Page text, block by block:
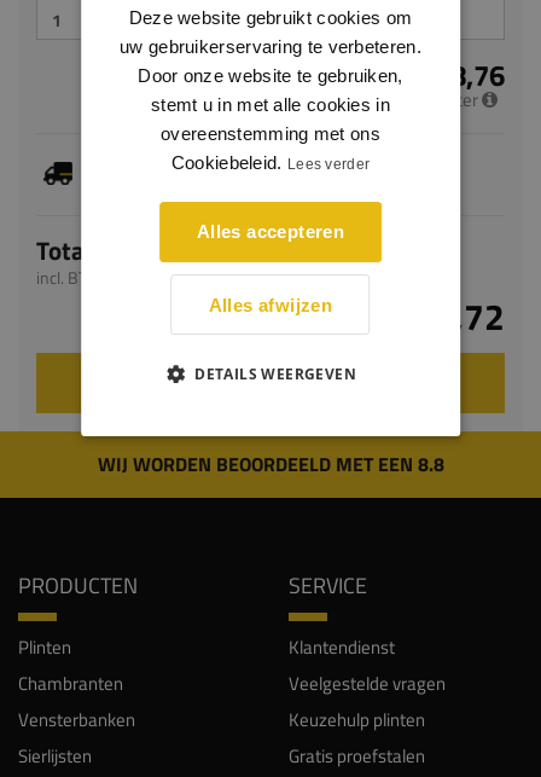
€ 8,76
per meter
Je hebt gekozen voor maatwerk, de verwachte
Totaal
incl. BTW
€ 26,72
VOEG TOE AAN WINKELWAGEN
WIJ WORDEN BEOORDEELD MET EEN 8.8
PRODUCTEN
Plinten
Chambranten
Vensterbanken
Sierlijsten
SERVICE
Klantendienst
Veelgestelde vragen
Keuzehulp plinten
Gratis proefstalen
Deze website gebruikt cookies om
uw gebruikerservaring te verbeteren.
Door onze website te gebruiken,
stemt u in met alle cookies in
overeenstemming met ons
Cookiebeleid. Lees verder
Alles accepteren
Alles afwijzen
DETAILS WEERGEVEN